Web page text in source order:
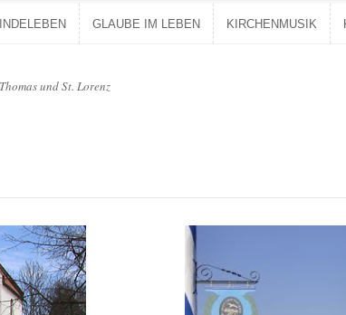
GLAUBE IM LEBEN KIRCHENMUSIK
und St. Lorenz